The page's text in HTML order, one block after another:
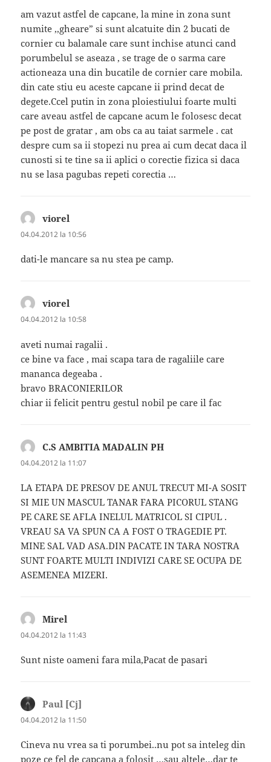
am vazut astfel de capcane, la mine in zona sunt
numite ,,gheare” si sunt alcatuite din 2 bucati de
cornier cu balamale care sunt inchise atunci cand
porumbelul se aseaza , se trage de o sarma care
actioneaza una din bucatile de cornier care mobila.
din cate stiu eu aceste capcane ii prind decat de
degete.Ccel putin in zona ploiestiului foarte multi
care aveau astfel de capcane acum le folosesc decat
pe post de gratar , am obs ca au taiat sarmele . cat
despre cum sa ii stopezi nu prea ai cum decat daca il
cunosti si te tine sa ii aplici o corectie fizica si daca
nu se lasa pagubas repeti corectia …
viorel
04.04.2012 la 10:56
dati-le mancare sa nu stea pe camp.
viorel
04.04.2012 la 10:58
aveti numai ragalii .
ce bine va face , mai scapa tara de ragaliile care
mananca degeaba .
bravo BRACONIERILOR
chiar ii felicit pentru gestul nobil pe care il fac
C.S AMBITIA MADALIN PH
04.04.2012 la 11:07
LA ETAPA DE PRESOV DE ANUL TRECUT MI-A SOSIT
SI MIE UN MASCUL TANAR FARA PICORUL STANG
PE CARE SE AFLA INELUL MATRICOL SI CIPUL .
VREAU SA VA SPUN CA A FOST O TRAGEDIE PT.
MINE SAL VAD ASA.DIN PACATE IN TARA NOSTRA
SUNT FOARTE MULTI INDIVIZI CARE SE OCUPA DE
ASEMENEA MIZERI.
Mirel
04.04.2012 la 11:43
Sunt niste oameni fara mila,Pacat de pasari
Paul [Cj]
04.04.2012 la 11:50
Cineva nu vrea sa ti porumbei..nu pot sa inteleg din
poze ce fel de capcana a folosit …sau altele…dar te